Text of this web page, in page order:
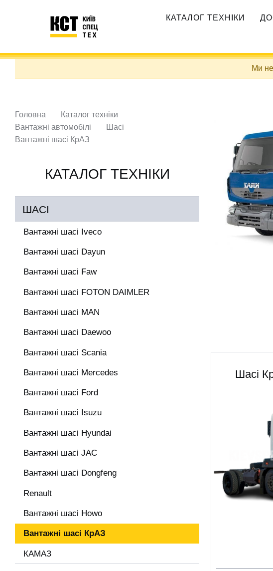
навигация
КАТАЛОГ ТЕХНІКИ
Ми
Шасі
Головна
Каталог техніки
Вантажні автомобілі
Шасі
Вантажні шасі КрАЗ
КАТАЛОГ ТЕХНІКИ
ШАСІ
Вантажні шасі Iveco
Вантажні шасі Dayun
Вантажні шасі Faw
Вантажні шасі FOTON DAIMLER
Вантажні шасі MAN
Вантажні шасі Daewoo
Вантажні шасі Scania
Вантажні шасі Mercedes
Вантажні шасі Ford
Вантажні шасі Isuzu
Вантажні шасі Hyundai
Вантажні шасі JAC
Вантажні шасі Dongfeng
Renault
Вантажні шасі Howo
Вантажні шасі КрАЗ
КАМАЗ